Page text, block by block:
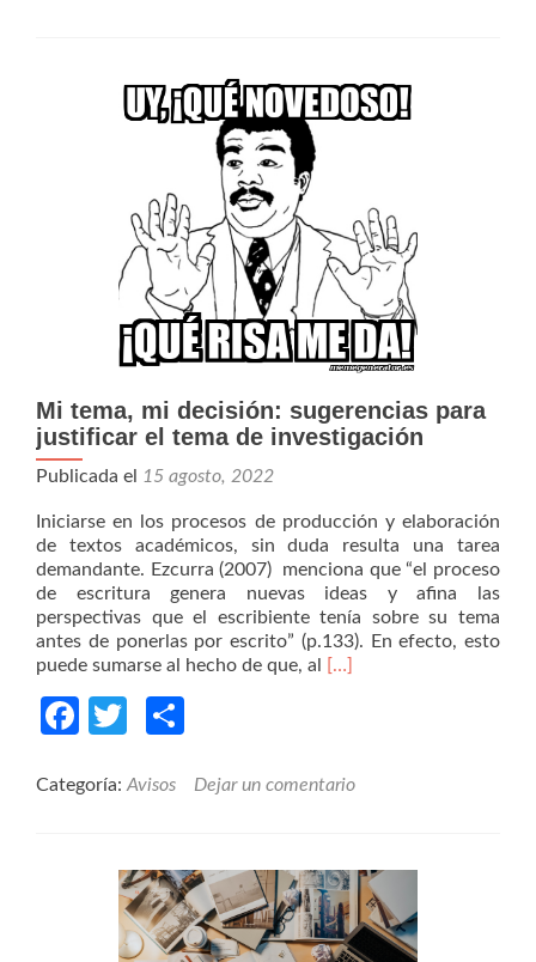
Mi tema, mi decisión: sugerencias para
justificar el tema de investigación
Publicada el 15 agosto, 2022
Iniciarse en los procesos de producción y elaboración
de textos académicos, sin duda resulta una tarea
demandante. Ezcurra (2007) menciona que “el proceso
de escritura genera nuevas ideas y afina las
perspectivas que el escribiente tenía sobre su tema
antes de ponerlas por escrito” (p.133). En efecto, esto
puede sumarse al hecho de que, al
Read
mi
justificar
el
tema
de
[…]
Facebook
Twitter
Categoría: Avisos Dejar un comentario